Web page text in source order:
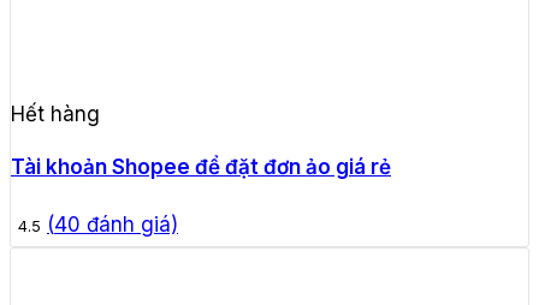
Hết hàng
Tài khoản Shopee để đặt đơn ảo giá rẻ
4.5 (40 đánh giá)